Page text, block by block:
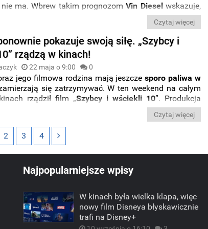
ma. Wbrew takim prognozom Vin Dieselwskazuje,
„Szybcy i wściekli 10”
jedne z najlepszych wyników oglądalności w swojej
doczekać się przynajmniej kilku spin-offów
Czytaj więcej
pokazuje swoją siłę. „Szybcy i
rządzą w kinach!
22 maja o 9:00 0
jego filmowa rodzina mają jeszczesporo paliwa w
się zatrzymywać. W ten weekend na całym
rządził film „Szybcy i wściekli 10”. Produkcja
jedno z najlepszych globalnych otwarć w historii
ostatni hit Marvela
Bros.”.
Czytaj więcej
2 3 4
Najpopularniejsze wpisy
W kinach była wielka klapa, więc
nowy film Disneya błyskawicznie
trafi na Disney+